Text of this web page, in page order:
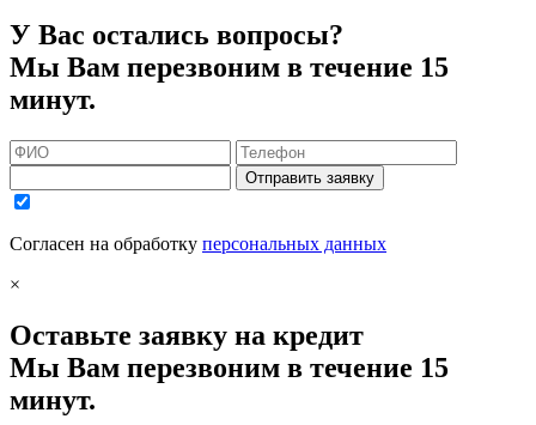
У Вас остались вопросы?
Мы Вам перезвоним в течение 15
минут.
Отправить заявку
Согласен на обработку персональных данных
×
Оставьте заявку на кредит
Мы Вам перезвоним в течение 15
минут.